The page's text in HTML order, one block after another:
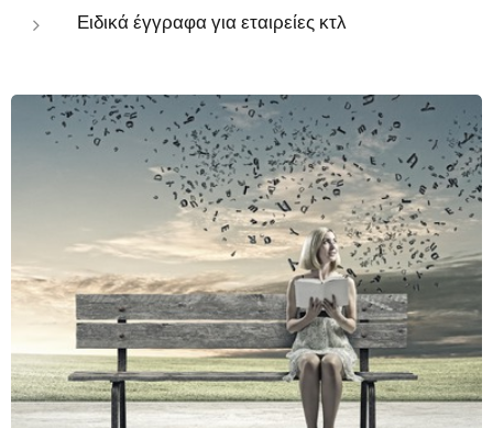
Ειδικά έγγραφα για εταιρείες κτλ